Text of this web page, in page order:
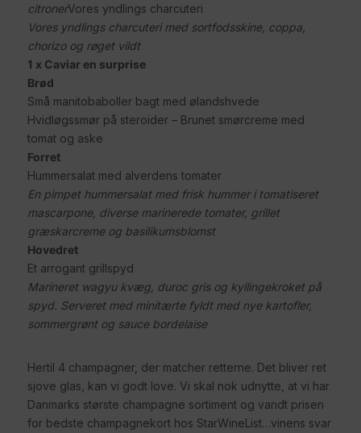
citronerVores yndlings charcuteri
Vores yndlings charcuteri med sortfodsskine, coppa,
chorizo og røget vildt
1 x Caviar en surprise
Brød
Små manitobaboller bagt med ølandshvede
Hvidløgssmør på steroider – Brunet smørcreme med
tomat og aske
Forret
Hummersalat med alverdens tomater
En pimpet hummersalat med frisk hummer i tomatiseret
mascarpone, diverse marinerede tomater, grillet
græskarcreme og basilikumsblomst
Hovedret
Et arrogant grillspyd
Marineret wagyu kvæg, duroc gris og kyllingekroket på
spyd. Serveret med minitærte fyldt med nye kartofler,
sommergrønt og sauce bordelaise
Hertil 4 champagner, der matcher retterne. Det bliver ret
sjove glas, kan vi godt love. Vi skal nok udnytte, at vi har
Danmarks største champagne sortiment og vandt prisen
for bedste champagnekort hos StarWineList…vinens svar